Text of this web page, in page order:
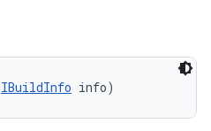
IBuildInfo info)